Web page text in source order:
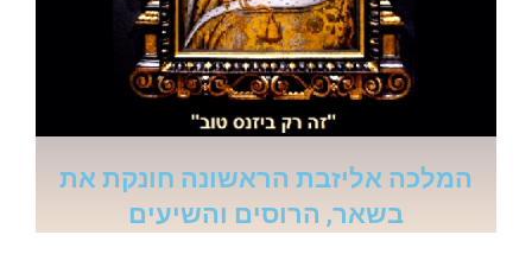
המלכה אליזבת הראשונה חונקת את
בשאר, הרוסים והשיעים